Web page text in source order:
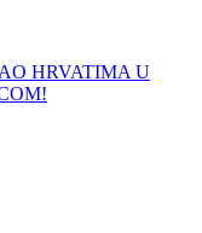
HRVATIMA U